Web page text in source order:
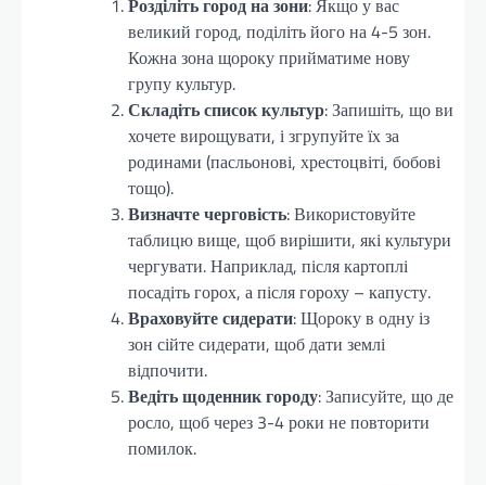
Розділіть город на зони: Якщо у вас
великий город, поділіть його на 4-5 зон.
Кожна зона щороку прийматиме нову
групу культур.
Складіть список культур: Запишіть, що ви
хочете вирощувати, і згрупуйте їх за
родинами (пасльонові, хрестоцвіті, бобові
тощо).
Визначте черговість: Використовуйте
таблицю вище, щоб вирішити, які культури
чергувати. Наприклад, після картоплі
посадіть горох, а після гороху – капусту.
Враховуйте сидерати: Щороку в одну із
зон сійте сидерати, щоб дати землі
відпочити.
Ведіть щоденник городу: Записуйте, що де
росло, щоб через 3-4 роки не повторити
помилок.